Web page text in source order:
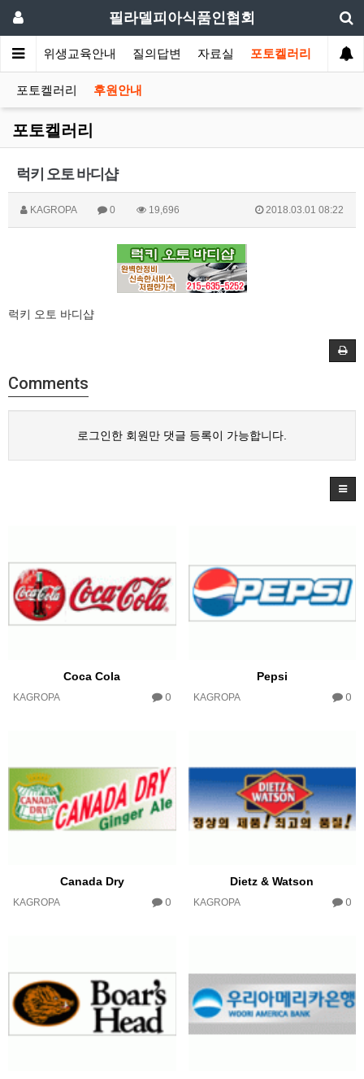
필라델피아식품인협회
식 위생교육안내 질의답변 자료실 포토켈러리
포토켈러리 후원안내
포토켈러리
럭키 오토 바디샵
KAGROPA 0 19,696 2018.03.01 08:22
럭키 오토 바디샵
Comments
로그인한 회원만 댓글 등록이 가능합니다.
Coca Cola
KAGROPA 0
Pepsi
KAGROPA 0
Canada Dry
KAGROPA 0
Dietz & Watson
KAGROPA 0